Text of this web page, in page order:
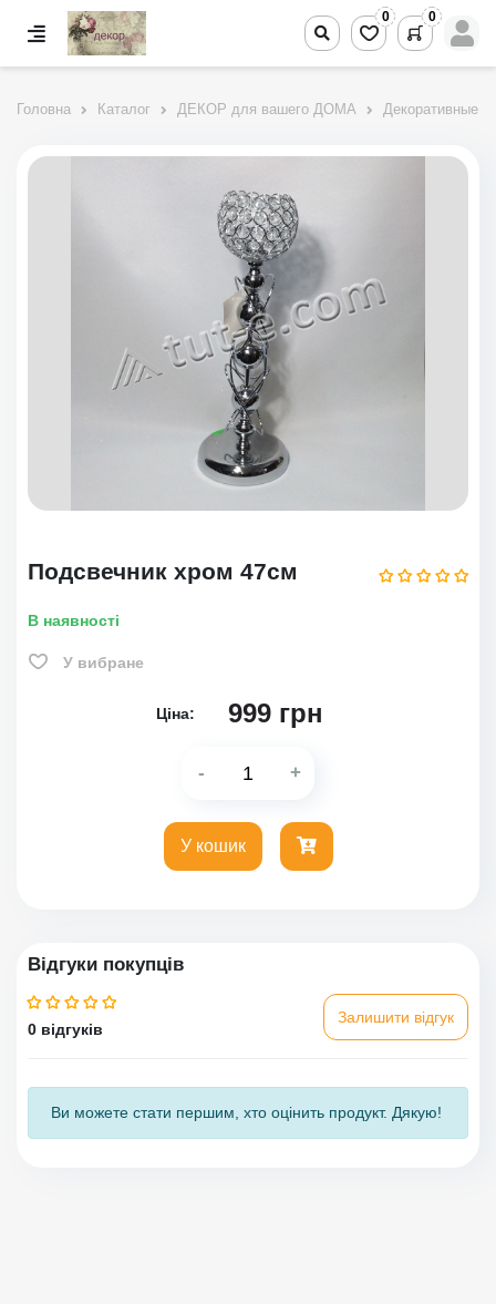
0 0
Головна Каталог ДЕКОР для вашего ДОМА Декоративные
Подсвечник хром 47см
В наявності
У вибране
Ціна: 999 грн
- +
У кошик
Відгуки покупців
0 відгуків
Залишити відгук
Ви можете стати першим, хто оцінить продукт. Дякую!